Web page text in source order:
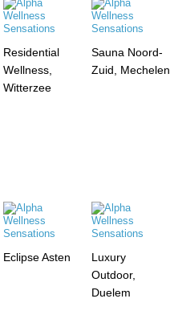
Residential
Wellness,
Witterzee
Sauna Noord-
Zuid, Mechelen
Eclipse Asten
Luxury
Outdoor,
Duelem